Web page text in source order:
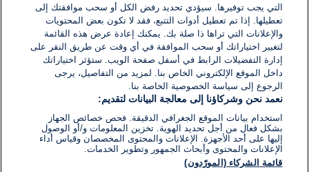
التي يجب توفيرها. سيؤدي تحديد رفض الكل أو سحب موافقتك إلى
تعطيلها. إذا تم تعطيل أدوات التتبع، فقد لا تكون بعض المحتويات
والإعلانات التي تراها ذا صلة بك. يمكنك إعادة عرض هذه القائمة
لتغيير اختياراتك أو سحب الموافقة في أي وقت عن طريق النقر على
إدارة التفضيلات الرابط في أسفل صفحة الويب. ستؤثر اختياراتك
داخل الموقع الإلكتروني الخاص بنا. لمزيد من التفاصيل، يرجى
الرجوع إلى سياسة الخصوصية الخاصة بنا.
نعمد نحن وشركاؤنا إلى معالجة البيانات لتقديم:
استخدام بيانات الموقع الجغرافي الدقيقة. فحص خصائص الجهاز
بشكل فعال من أجل تحديد الهوية. تخزين المعلومات و/أو الوصول
إليها على أحد الأجهزة. الإعلانات والمحتوى المخصصان وقياس أداء
الإعلانات والمحتوى وأبحاث الجمهور وتطوير الخدمات.
قائمة الشركاء (المورّدون)